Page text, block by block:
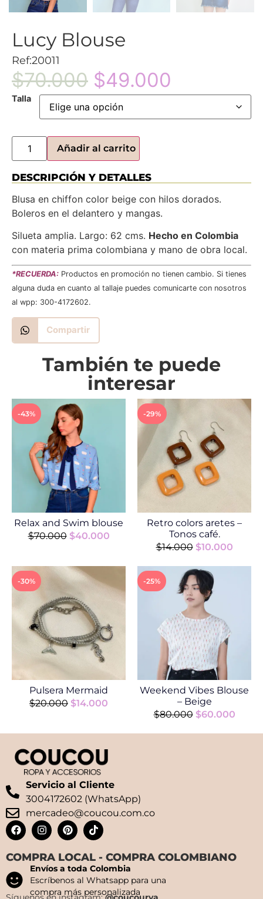
Lucy Blouse
Ref:20011
$70.000 $49.000
Talla
Añadir al carrito
DESCRIPCIÓN Y DETALLES
Blusa en chiffon color beige con hilos dorados.
Boleros en el delantero y mangas.
Silueta amplia. Largo: 62 cms. Hecho en Colombia
con materia prima colombiana y mano de obra local.
*RECUERDA: Productos en promoción no tienen cambio. Si tienes
alguna duda en cuanto al tallaje puedes comunicarte con nosotros
al wpp: 300-4172602.
Compartir
También te puede
interesar
-43%
Relax and Swim blouse
$70.000 $40.000
-29%
Retro colors aretes –
Tonos café.
$14.000 $10.000
-30%
Pulsera Mermaid
$20.000 $14.000
-25%
Weekend Vibes Blouse
– Beige
$80.000 $60.000
Servicio al Cliente
3004172602 (WhatsApp)
mercadeo@coucou.com.co
COMPRA LOCAL - COMPRA COLOMBIANO
Envíos a toda Colombia
Escríbenos al Whatsapp para una
compra más personalizada